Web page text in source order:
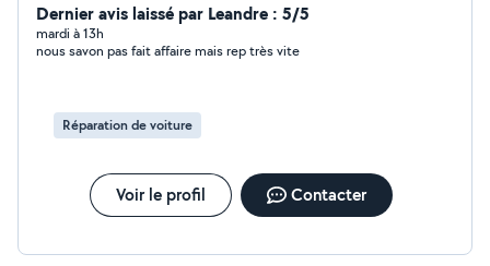
Dernier avis laissé par Leandre : 5/5
mardi à 13h
nous savon pas fait affaire mais rep très vite
Réparation de voiture
Voir le profil Contacter